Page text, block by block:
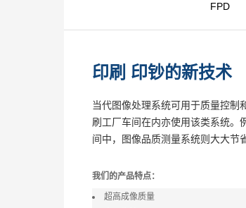
FPD
印刷 印钞的新技术
当代图像处理系统可用于质量控制
刷工厂车间在内亦使用该类系统。
间中，图像品质测量系统则大大节
我们的产品特点：
超高成像质量